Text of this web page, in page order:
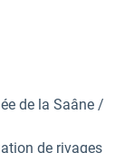
de la Saâne /
de rivages